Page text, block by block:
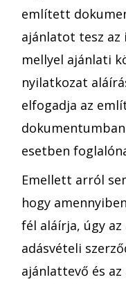
említett
ajánlatot tesz az
mellyel ajánlati
nyilatkozat
elfogadja az
esetben
Emellett arról
hogy
fél aláírja, úgy
adásvételi
ajánlattevő és